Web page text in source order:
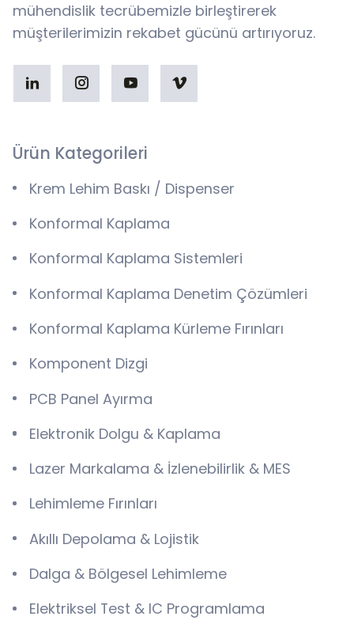
mühendislik tecrübemizle birleştirerek
müşterilerimizin rekabet gücünü artırıyoruz.
Ürün Kategorileri
Krem Lehim Baskı / Dispenser
Konformal Kaplama
Konformal Kaplama Sistemleri
Konformal Kaplama Denetim Çözümleri
Konformal Kaplama Kürleme Fırınları
Komponent Dizgi
PCB Panel Ayırma
Elektronik Dolgu & Kaplama
Lazer Markalama & İzlenebilirlik & MES
Lehimleme Fırınları
Akıllı Depolama & Lojistik
Dalga & Bölgesel Lehimleme
Elektriksel Test & IC Programlama